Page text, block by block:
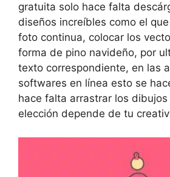
gratuita solo hace falta
diseños increíbles como el
foto continua, colocar los
forma de pino navideño, por
texto correspondiente, en las
softwares en línea esto se
hace falta arrastrar los
elección depende de tu